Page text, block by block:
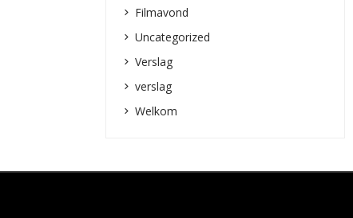
Filmavond
Uncategorized
Verslag
verslag
Welkom